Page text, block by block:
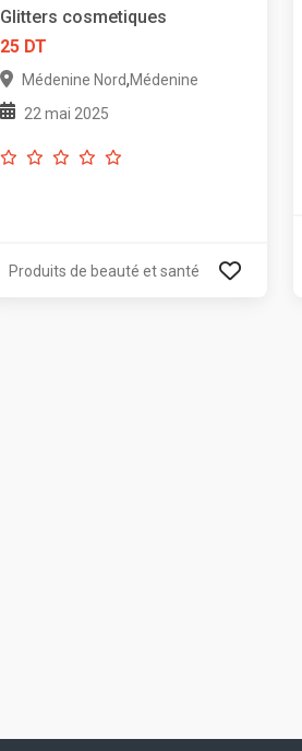
Glitters cosmetiques
25 DT
Médenine Nord,Médenine
22 mai 2025
Produits de beauté et santé